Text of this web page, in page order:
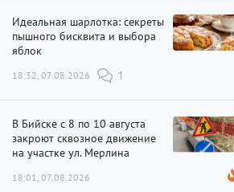
Идеальная шарлотка: секреты
пышного бисквита и выбора
яблок
18:32, 07.08.2026 1
В Бийске с 8 по 10 августа
закроют сквозное движение
на участке ул. Мерлина
18:01, 07.08.2026